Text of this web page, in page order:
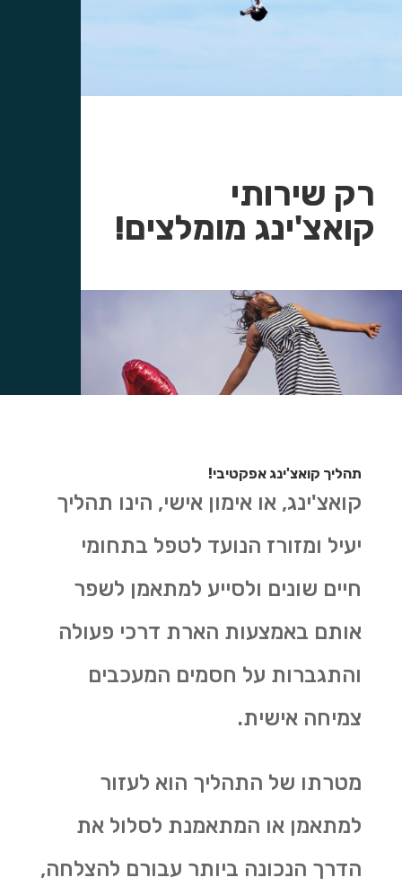
רק שירותי
קואצ'ינג מומלצים!
תהליך קואצ'ינג אפקטיבי!
קואצ'ינג, או אימון אישי, הינו תהליך
יעיל ומזורז הנועד לטפל בתחומי
חיים שונים ולסייע למתאמן לשפר
אותם באמצעות הארת דרכי פעולה
והתגברות על חסמים המעכבים
צמיחה אישית.
מטרתו של התהליך הוא לעזור
למתאמן או המתאמנת לסלול את
הדרך הנכונה ביותר עבורם להצלחה,